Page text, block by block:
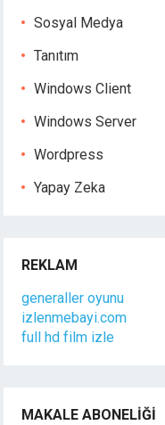
Sosyal Medya
Tanıtım
Windows Client
Windows Server
Wordpress
Yapay Zeka
REKLAM
generaller oyunu
izlenmebayi.com
full hd film izle
MAKALE ABONELIĞI